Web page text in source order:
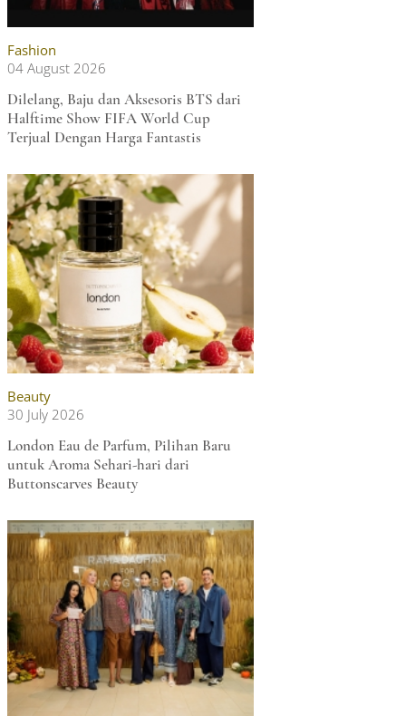
Fashion
04 August 2026
Dilelang, Baju dan Aksesoris BTS dari
Halftime Show FIFA World Cup
Terjual Dengan Harga Fantastis
Beauty
30 July 2026
London Eau de Parfum, Pilihan Baru
untuk Aroma Sehari-hari dari
Buttonscarves Beauty